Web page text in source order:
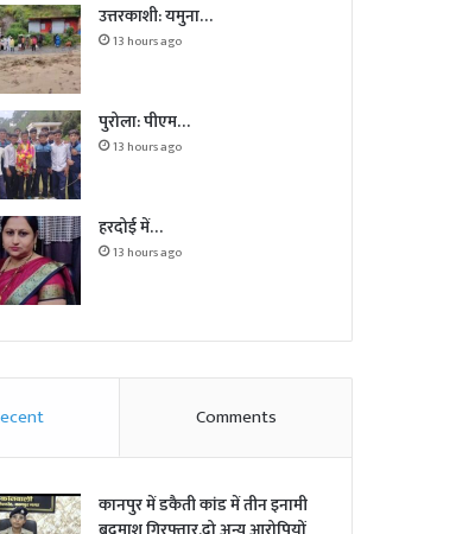
उत्तरकाशी: यमुना…
13 hours ago
पुरोला: पीएम…
13 hours ago
हरदोई में…
13 hours ago
Comments
कानपुर में डकैती कांड में तीन इनामी